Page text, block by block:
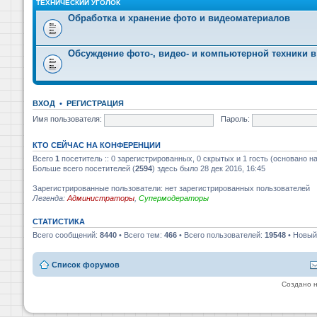
ТЕХНИЧЕСКИЙ УГОЛОК
Обработка и хранение фото и видеоматериалов
Обсуждение фото-, видео- и компьютерной техники в
ВХОД • РЕГИСТРАЦИЯ
Имя пользователя:
Пароль:
КТО СЕЙЧАС НА КОНФЕРЕНЦИИ
Всего 1 посетитель :: 0 зарегистрированных, 0 скрытых и 1 гость (основано
Больше всего посетителей (2594) здесь было 28 дек 2016, 16:45
Зарегистрированные пользователи: нет зарегистрированных пользователей
Легенда: Администраторы Супермодераторы
СТАТИСТИКА
Всего сообщений: 8440 • Всего тем: 466 • Всего пользователей: 19548 •
Список форумов
Создано